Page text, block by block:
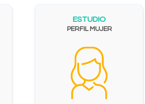
ESTUDIO
PERFIL MUJER